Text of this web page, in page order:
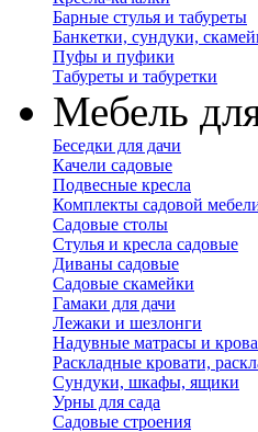
Барные стулья и табуреты
Банкетки, сундуки,
Пуфы и пуфики
Табуреты и табуретки
Мебель
Беседки для дачи
Качели садовые
Подвесные кресла
Комплекты садовой
Садовые столы
Стулья и кресла садовые
Диваны садовые
Садовые скамейки
Гамаки для дачи
Лежаки и шезлонги
Надувные матрасы и
Раскладные кровати,
Сундуки, шкафы, ящики
Урны для сада
Садовые строения